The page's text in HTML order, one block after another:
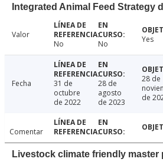
Integrated Animal Feed Strategy
Valor
No
No Yes
Fecha
31 de
octubre
de 2022
28 de
agosto
de 2023
28 de
de
Comentar
Livestock climate friendly master